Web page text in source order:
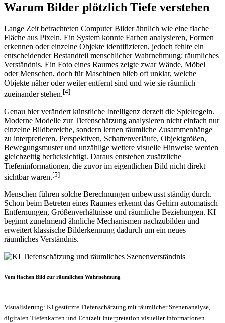
Warum Bilder plötzlich Tiefe verstehen
Lange Zeit betrachteten Computer Bilder ähnlich wie eine flache
Fläche aus Pixeln. Ein System konnte Farben analysieren, Formen
erkennen oder einzelne Objekte identifizieren, jedoch fehlte ein
entscheidender Bestandteil menschlicher Wahrnehmung: räumliches
Verständnis. Ein Foto eines Raumes zeigte zwar Wände, Möbel
oder Menschen, doch für Maschinen blieb oft unklar, welche
Objekte näher oder weiter entfernt sind und wie sie räumlich
zueinander stehen.[4]
Genau hier verändert künstliche Intelligenz derzeit die Spielregeln.
Moderne Modelle zur Tiefenschätzung analysieren nicht einfach nur
einzelne Bildbereiche, sondern lernen räumliche Zusammenhänge
zu interpretieren. Perspektiven, Schattenverläufe, Objektgrößen,
Bewegungsmuster und unzählige weitere visuelle Hinweise werden
gleichzeitig berücksichtigt. Daraus entstehen zusätzliche
Tiefeninformationen, die zuvor im eigentlichen Bild nicht direkt
sichtbar waren.[5]
Menschen führen solche Berechnungen unbewusst ständig durch.
Schon beim Betreten eines Raumes erkennt das Gehirn automatisch
Entfernungen, Größenverhältnisse und räumliche Beziehungen. KI
beginnt zunehmend ähnliche Mechanismen nachzubilden und
erweitert klassische Bilderkennung dadurch um ein neues
räumliches Verständnis.
Vom flachen Bild zur räumlichen Wahrnehmung
Visualisierung: KI gestützte Tiefenschätzung mit räumlicher Szenenanalyse,
digitalen Tiefenkarten und Echtzeit Interpretation visueller Informationen |